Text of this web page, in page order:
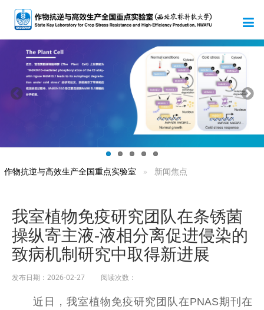
作物抗逆与高效生产全国重点实验室 新闻焦点
我室植物免疫研究团队在条锈菌
操纵寄主液-液相分离促进侵染的
致病机制研究中取得新进展
发布日期：2026-02-27 阅读次数：
近日，我室植物免疫研究团队在PNAS期刊在